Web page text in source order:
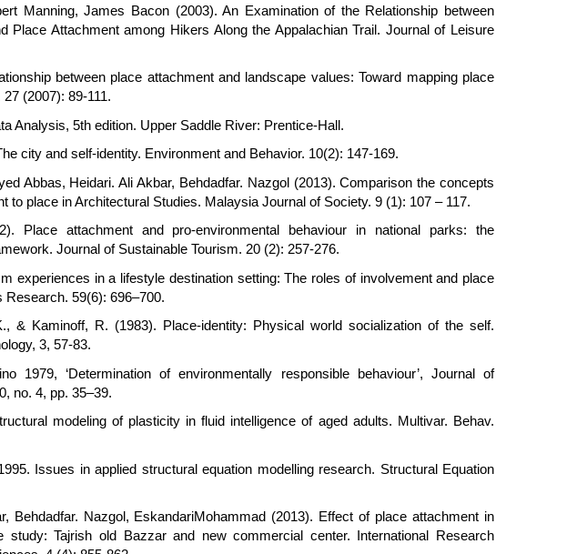
Manning, James Bacon (2003). An Examination of the Relationship between
Place Attachment among Hikers Along the Appalachian Trail. Journal of Leisure
between place attachment and landscape values: Toward mapping place
(2007): 89-111.
Analysis, 5th edition. Upper Saddle River: Prentice-Hall.
city and self-identity. Environment and Behavior. 10(2): 147-169.
Abbas, Heidari. Ali Akbar, Behdadfar. Nazgol (2013). Comparison the concepts
to place in Architectural Studies. Malaysia Journal of Society. 9 (1): 107 – 117.
Place attachment and pro-environmental behaviour in national parks: the
Journal of Sustainable Tourism. 20 (2): 257-276.
experiences in a lifestyle destination setting: The roles of involvement and place
59(6): 696–700.
& Kaminoff, R. (1983). Place-identity: Physical world socialization of the self.
3, 57-83.
1979, ‘Determination of environmentally responsible behaviour’, Journal of
no. 4, pp. 35–39.
modeling of plasticity in fluid intelligence of aged adults. Multivar. Behav.
Issues in applied structural equation modelling research. Structural Equation
Behdadfar. Nazgol, EskandariMohammad (2013). Effect of place attachment in
Tajrish old Bazzar and new commercial center. International Research